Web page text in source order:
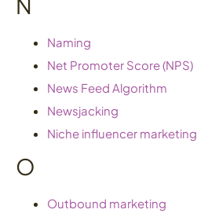
Naming
Net Promoter Score (NPS)
News Feed Algorithm
Newsjacking
Niche influencer marketing
O
Outbound marketing